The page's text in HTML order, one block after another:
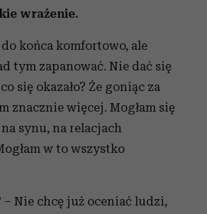
wrażenie.
do końca komfortowo, ale
tym zapanować. Nie dać się
się okazało? Że goniąc za
znacznie więcej. Mogłam się
synu, na relacjach
w to wszystko
– Nie chcę już oceniać ludzi,